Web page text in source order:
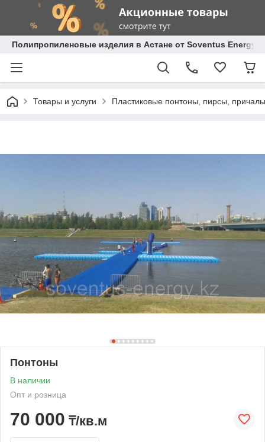
Полипропиленовые изделия в Астане от Soventus Energy
Товары и услуги Пластиковые понтоны, пирсы,
Понтоны
В наличии
Опт и розница
70 000 ₸/кв.м